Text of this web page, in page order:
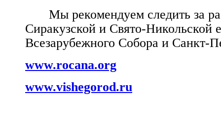
Мы рекомендуем следить за
Сиракузской и Свято-Никольской
Всезарубежного Собора и Санкт-
www.rocana.org
www.vishegorod.ru